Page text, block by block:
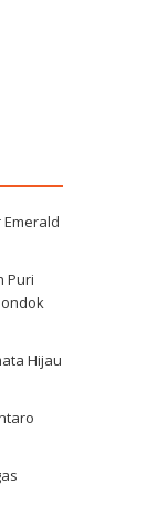
Emerald
Puri
Hijau